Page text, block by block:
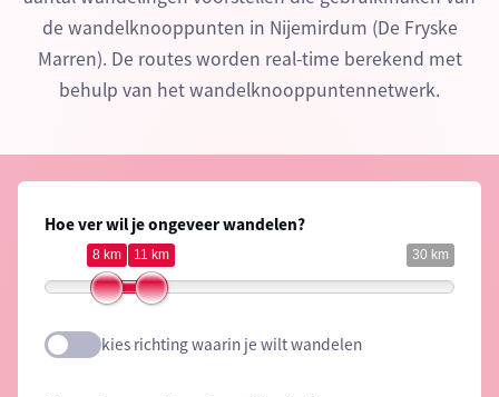
de wandelknooppunten in Nijemirdum (De Fryske
Marren). De routes worden real-time berekend met
behulp van het wandelknooppuntennetwerk.
Hoe ver wil je ongeveer wandelen?
30 km
8 km 11 km
kies richting waarin je wilt wandelen